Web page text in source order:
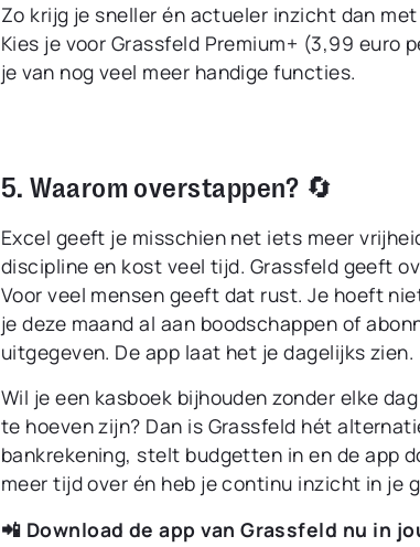
Zo krijg je sneller én actueler inzicht dan
Kies je voor Grassfeld Premium+ (3,99 euro
je van nog veel meer handige functies.
5. Waarom overstappen? 🔄
Excel geeft je misschien net iets meer
discipline en kost veel tijd. Grassfeld geeft
Voor veel mensen geeft dat rust. Je hoeft
je deze maand al aan boodschappen of
uitgegeven. De app laat het je dagelijks zien.
Wil je een kasboek bijhouden zonder elke
te hoeven zijn? Dan is Grassfeld hét
bankrekening, stelt budgetten in en de app
meer tijd over én heb je continu inzicht in je
📲 Download de app van Grassfeld nu in